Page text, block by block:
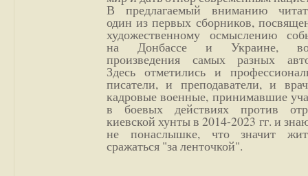
В предлагаемый вниманию
один из первых сборников,
художественному осмыслению
на Донбассе и Украине,
произведения самых разных
Здесь отметились и
писатели, и преподаватели, и
кадровые военные, принимавшие
в боевых действиях против
киевской хунты в 2014-2023 гг. и
не понаслышке, что значит
сражаться "за ленточкой".